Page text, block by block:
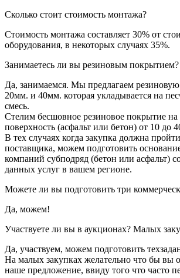
Сколько стоит стоимость монтажа?
Стоимость монтажа составляет 30% от
оборудования, в некоторых случаях 35%.
Занимаетесь ли вы резиновым покрытием?
Да, занимаемся. Мы предлагаем
20мм. и 40мм. которая укладывается на
смесь.
Стелим бесшовное резиновое покрытие
поверхность (асфальт или бетон) от 10 до
В тех случаях когда закупка должна
поставщика, можем подготовить
компаний субподряд (бетон или асфальт)
данных услуг в вашем регионе.
Можете ли вы подготовить три
Да, можем!
Участвуете ли вы в аукционах? Малых
Да, участвуем, можем подготовить
На малых закупках желательно что бы вы
наше предложение, ввиду того что часто